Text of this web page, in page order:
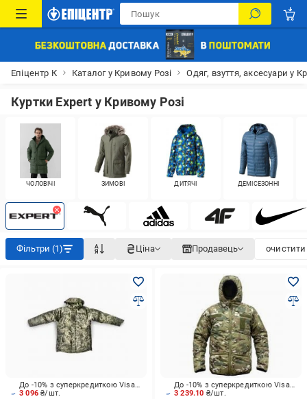
Епіцентр К Каталог у Кривому Розі Одяг, взуття, аксесуари у
Куртки Expert у Кривому Розі
ЧОЛОВІЧІ ЗИМОВІ ДИТЯЧІ ДЕМІСЕЗОННІ
Фільтри (1) Ціна Продавець очистити
3 096₴/шт.
До -10% з суперкредиткою Visa Вигода
3 239.10 ₴/шт.
До -10% з суперкредиткою Visa Вигода